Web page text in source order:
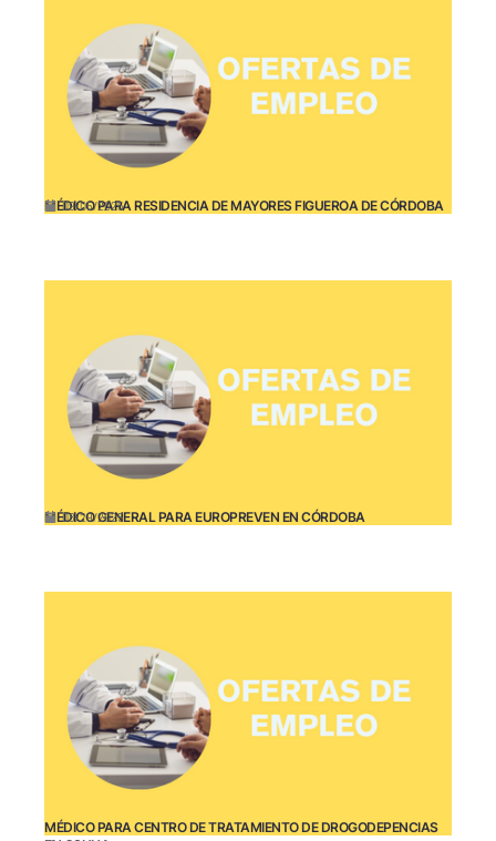
MÉDICO PARA RESIDENCIA DE MAYORES FIGUEROA DE CÓRDOBA
09/05/2025
MÉDICO GENERAL PARA EUROPREVEN EN CÓRDOBA
08/29/2025
MÉDICO PARA CENTRO DE TRATAMIENTO DE DROGODEPENCIAS